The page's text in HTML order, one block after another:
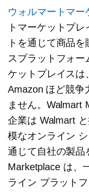
ウォルマートマー
トマーケットプ
トを通じて商品
スプラットフォ
ケットプレイスは
Amazon ほど競争
ません。Walmart
企業は Walmart
模なオンライン
通じて自社の製品
Marketplace は、
ライン プラット